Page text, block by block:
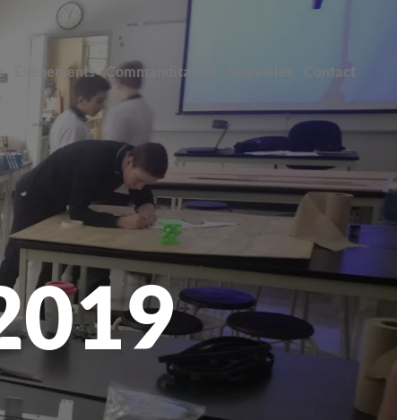
Évènements Commanditaires Contact